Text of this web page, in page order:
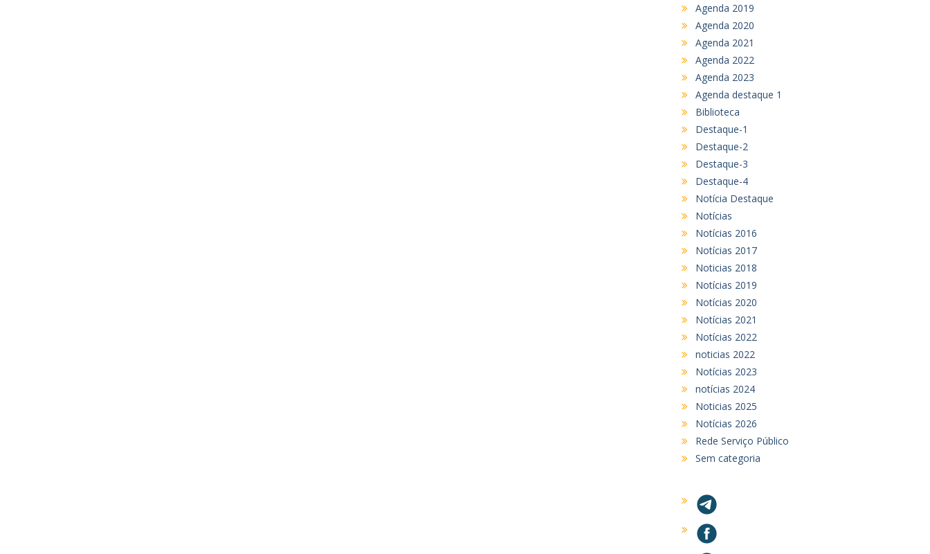
Agenda 2019
Agenda 2020
Agenda 2021
Agenda 2022
Agenda 2023
Agenda destaque 1
Biblioteca
Destaque-1
Destaque-2
Destaque-3
Destaque-4
Notícia Destaque
Notícias
Notícias 2016
Notícias 2017
Noticias 2018
Notícias 2019
Notícias 2020
Notícias 2021
Notícias 2022
noticias 2022
Notícias 2023
notícias 2024
Noticias 2025
Notícias 2026
Rede Serviço Público
Sem categoria